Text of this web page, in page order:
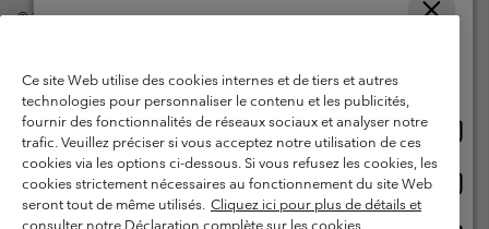
©2026Columbia Sportswear International Sarl. Avenue des Morgines, 12
Garanties Légales
Politique de confidentialité
Conditions d'utilisation - Membres
Conditions D'utilisation - Contenu généré par l'utilisateur
Impressum
Cookies
Ce site Web utilise des cookies internes et de tiers et autres
technologies pour personnaliser le contenu et les publicités,
fournir des fonctionnalités de réseaux sociaux et analyser notre
trafic. Veuillez préciser si vous acceptez notre utilisation de ces
cookies via les options ci-dessous. Si vous refusez les cookies, les
cookies strictement nécessaires au fonctionnement du site Web
seront tout de même utilisés. Cliquez ici pour plus de détails et
consulter notre Déclaration complète sur les cookies.
Achats en ligne disponibles
United States
ligne
Belgium-English
ligne